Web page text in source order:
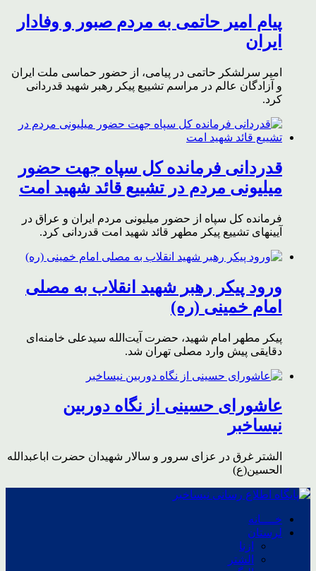
پیام امیر حاتمی به مردم صبور و وفادار
ایران
امیر سرلشکر حاتمی در پیامی، از حضور حماسی ملت ایران
و آزادگان عالم در مراسم تشییع پیکر رهبر شهید قدردانی
کرد.
قدردانی فرمانده کل سپاه جهت حضور
میلیونی مردم در تشییع قائد شهید امت
فرمانده کل سپاه از حضور میلیونی مردم ایران و عراق در
آیینهای تشییع پیکر مطهر قائد شهید امت قدردانی کرد.
ورود پیکر رهبر شهید انقلاب به مصلی
امام خمینی (ره)
پیکر مطهر امام شهید،‌ حضرت آیت‌الله سیدعلی خامنه‌ای
دقایقی پیش وارد مصلی تهران شد.
عاشورای حسینی از نگاه دوربین
نیساخبر
الشتر غرق در عزای سرور و سالار شهیدان حضرت اباعبدالله
الحسین(ع)
خــــانه
لرستان
ازنا
الشتر